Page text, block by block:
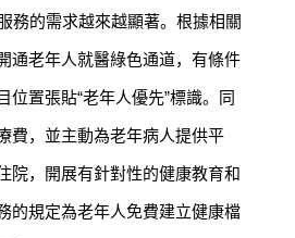
的需求越來越顯著。根據相關
通老年人就醫綠色通道，有條件
置張貼“老年人優先”標識。同
費，並主動為老年病人提供平
院，開展有針對性的健康教育和
的規定為老年人免費建立健康檔